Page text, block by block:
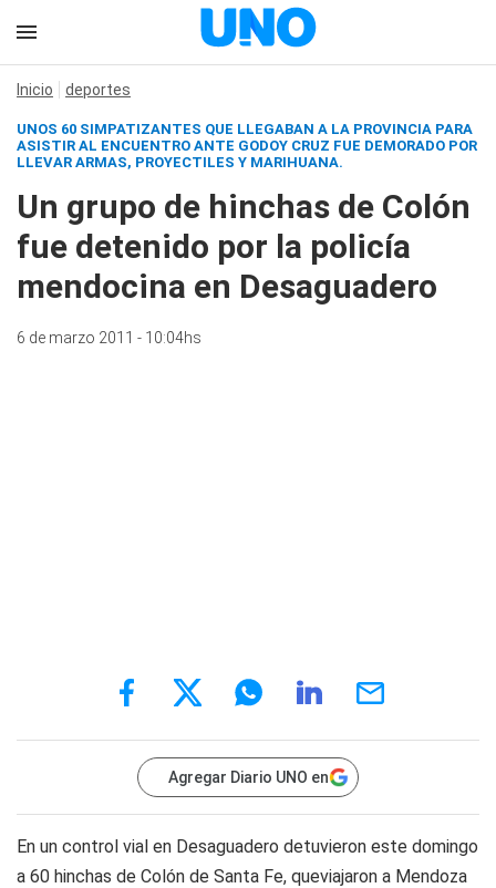
Inicio deportes
UNOS 60 SIMPATIZANTES QUE LLEGABAN A LA PROVINCIA PARA
ASISTIR AL ENCUENTRO ANTE GODOY CRUZ FUE DEMORADO POR
LLEVAR ARMAS, PROYECTILES Y MARIHUANA.
Un grupo de hinchas de Colón
fue detenido por la policía
mendocina en Desaguadero
6 de marzo 2011 - 10:04hs
Agregar Diario UNO en
En un control vial en Desaguadero detuvieron este domingo
a 60 hinchas de Colón de Santa Fe, queviajaron a Mendoza